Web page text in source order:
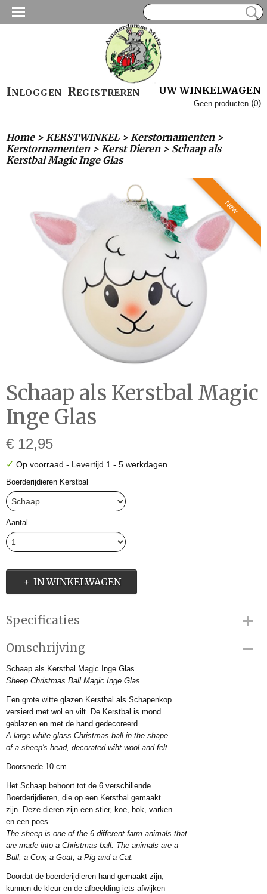
Inloggen Registreren UW WINKELWAGEN
Geen producten (0)
Home> KERSTWINKEL> Kerstornamenten>
Kerstornamenten> Kerst Dieren> Schaap als
Kerstbal Magic Inge Glas
New
Schaap als Kerstbal Magic
Inge Glas
€ 12,95
✓ Op voorraad - Levertijd 1 - 5 werkdagen
Boerderijdieren Kerstbal
Aantal
IN WINKELWAGEN
Specificaties
Productcode
IMD4648120
Productcode leverancier
40641H812
Afmetingen (l,b,h)
0 x 10 x 0 cm
Omschrijving
Schaap als Kerstbal Magic Inge Glas
Sheep Christmas Ball Magic Inge Glas
Een grote witte glazen Kerstbal als Schapenkop
versierd met wol en vilt. De Kerstbal is mond
geblazen en met de hand gedecoreerd.
A large white glass Christmas ball in the shape
of a sheep's head, decorated wiht wool and felt.
Doorsnede 10 cm.
Het Schaap behoort tot de 6 verschillende
Boerderijdieren, die op een Kerstbal gemaakt
zijn. Deze dieren zijn een stier, koe, bok, varken
en een poes.
The sheep is one of the 6 different farm animals that
are made into a Christmas ball. The animals are a
Bull, a Cow, a Goat, a Pig and a Cat.
Doordat de boerderijdieren hand gemaakt zijn,
kunnen de kleur en de afbeelding iets afwijken